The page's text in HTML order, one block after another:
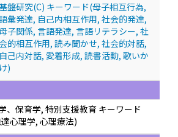
盤研究(C) キーワード(母子相互行為,
語彙発達, 自己内相互作用, 社会的発達,
子関係, 言語発達, 言語リテラシー, 社
的相互作用, 読み聞かせ, 社会的対話,
自己内対話, 愛着形成, 読書活動, 歌いか
け)
、保育学, 特別支援教育 キーワード
心理学, 心理療法)